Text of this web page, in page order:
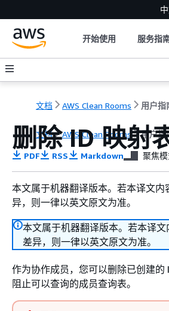
开始使用 服务指
文档 AWS Clean Rooms 用户指
文档 AWS Clean Rooms 用户指
删除 ID 映射
PDF RSS Markdown 聚焦
本文属于机器翻译版本。若本译文内
异，则一律以英文原文为准。
本文属于机器翻译版本。若本译
差异，则一律以英文原文为准。
作为协作成员，您可以删除已创建的
阻止可以查询的成员查询表。